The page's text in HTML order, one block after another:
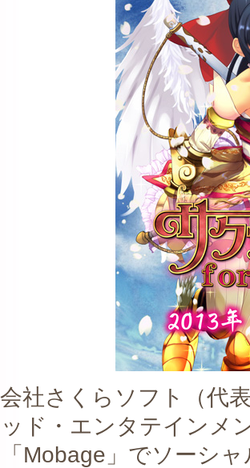
社さくらソフト（代
ド・エンタテインメ
Mobage」でソーシ